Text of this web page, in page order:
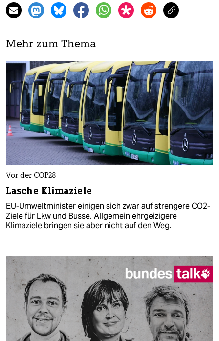
Mehr zum Thema
Vor der COP28
Lasche Klimaziele
EU-Umweltminister einigen sich zwar auf strengere CO2-
Ziele für Lkw und Busse. Allgemein ehrgeizigere
Klimaziele bringen sie aber nicht auf den Weg.